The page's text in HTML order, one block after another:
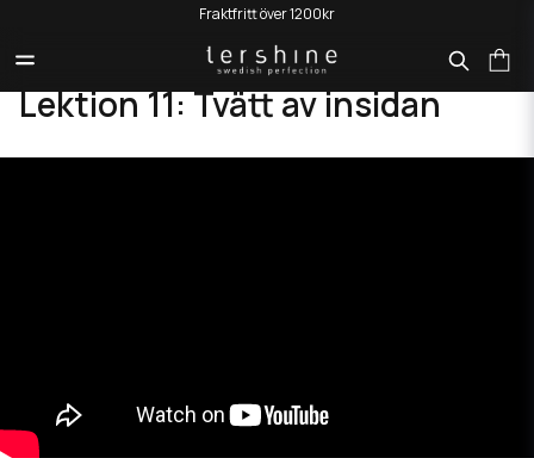
Fraktfritt över 1200kr
Lektion 11: Tvätt av insidan